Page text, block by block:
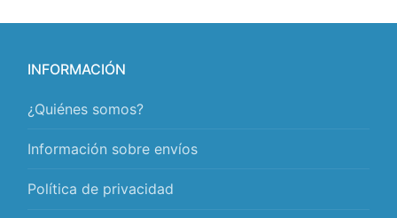
INFORMACIÓN
¿Quiénes somos?
Información sobre envíos
Política de privacidad